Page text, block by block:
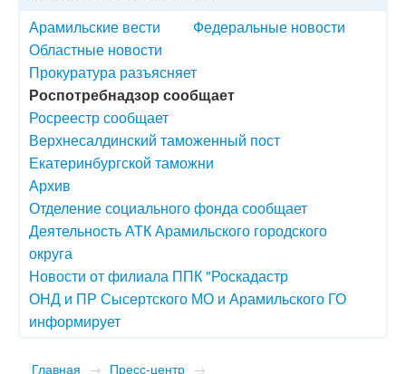
Арамильские вести
Федеральные новости
Областные новости
Прокуратура разъясняет
Роспотребнадзор сообщает
Росреестр сообщает
Верхнесалдинский таможенный пост
Екатеринбургской таможни
Архив
Отделение социального фонда сообщает
Деятельность АТК Арамильского городского
округа
Новости от филиала ППК "Роскадастр
ОНД и ПР Сысертского МО и Арамильского ГО
информирует
Главная → Пресс-центр →